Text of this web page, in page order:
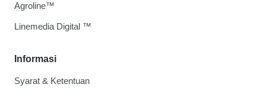
Informasi
Syarat & Ketentuan
Agroline™
Linemedia Digital ™